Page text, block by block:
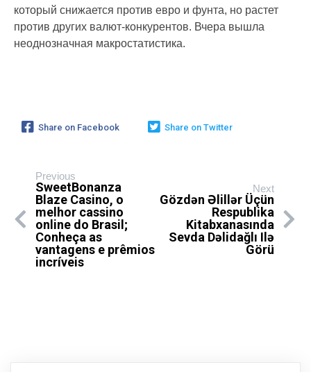
который снижается против евро и фунта, но растет
против других валют-конкурентов. Вчера вышла
неоднозначная макростатистика.
Share on Facebook Share on Twitter
Previous
SweetBonanza
Blaze Casino, o
melhor cassino
online do Brasil;
Conheça as
vantagens e prêmios
incríveis
Next
Gözdən Əlillər Üçün
Respublika
Kitabxanasında
Sevda Dəlidağlı Ilə
Görü